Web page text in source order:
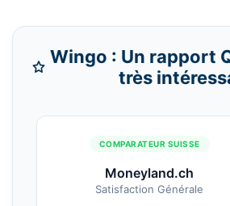
Wingo : Un rapport
très
COMPARATEUR SUISSE
Moneyland.ch
Satisfaction Générale